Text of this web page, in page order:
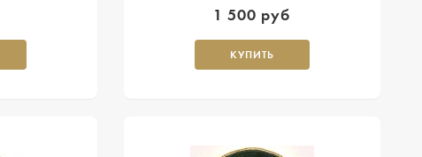
1 500 руб
КУПИТЬ